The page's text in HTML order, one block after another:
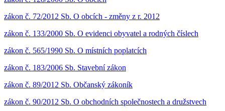
zákon č. 72/2012 Sb. O obcích - změny z r. 2012
zákon č. 133/2000 Sb. O evidenci obyvatel a rodných číslech
zákon č. 565/1990 Sb. O místních poplatcích
zákon č. 183/2006 Sb. Stavební zákon
zákon č. 89/2012 Sb. Občanský zákoník
zákon č. 90/2012 Sb. O obchodních společnostech a družstvech